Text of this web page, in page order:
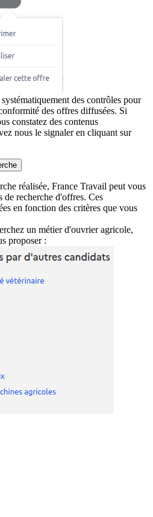
des contrôles pour
des offres diffusées. Si
constatez des contenus
nous le signaler en cliquant sur
réalisée, France Travail peut vous
de recherche d'offres. Ces
en fonction des critères que vous
un métier d'ouvrier agricole,
proposer :